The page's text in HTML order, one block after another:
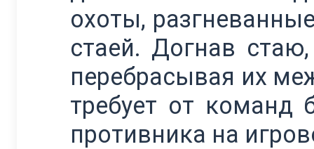
охоты,
стаей. Догнав
перебрасывая их
требует от команд
противника на